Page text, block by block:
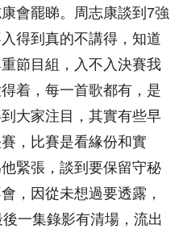
會罷睇。周志康談到7強
得到真的不講得，知道
節目組，入不入決賽我
着，每一首歌都有，是
大家注目，其實有些早
，比賽是看緣份和實
緊張，談到要保留守秘
，因從未想過要透露，
一集錄影有清場，流出